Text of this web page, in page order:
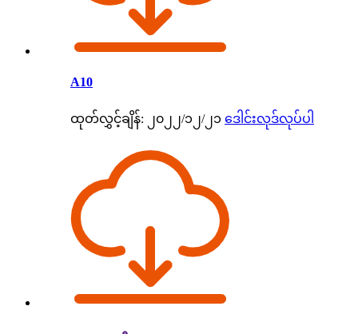
A10
ထုတ်လွှင့်ချိန်: ၂၀၂၂/၁၂/၂၁ ဒေါင်းလုဒ်လုပ်ပါ